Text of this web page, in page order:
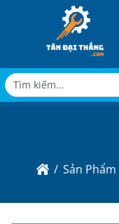
Sản Phẩm